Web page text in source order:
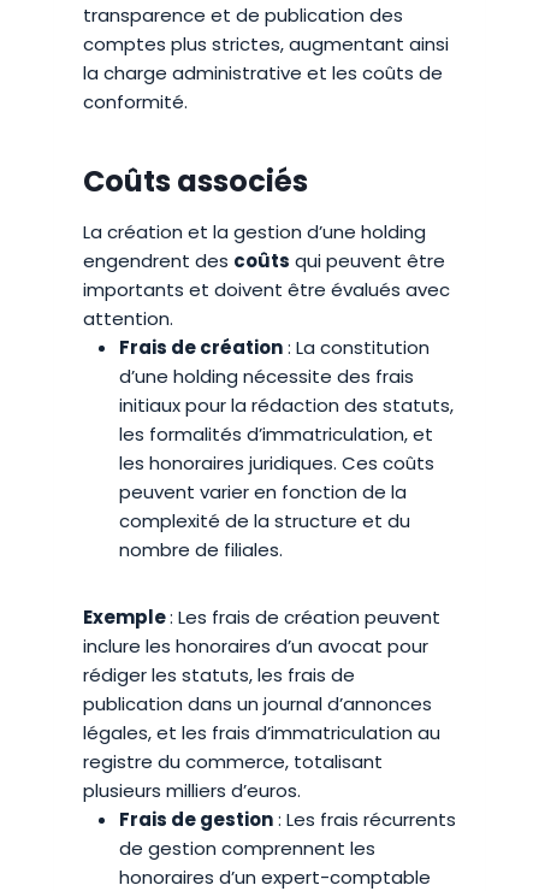
transparence et de publication des
comptes plus strictes, augmentant ainsi
la charge administrative et les coûts de
conformité.
Coûts associés
La création et la gestion d’une holding
engendrent des coûts qui peuvent être
importants et doivent être évalués avec
attention.
Frais de création: La constitution
d’une holding nécessite des frais
initiaux pour la rédaction des statuts,
les formalités d’immatriculation, et
les honoraires juridiques. Ces coûts
peuvent varier en fonction de la
complexité de la structure et du
nombre de filiales.
Exemple: Les frais de création peuvent
inclure les honoraires d’un avocat pour
rédiger les statuts, les frais de
publication dans un journal d’annonces
légales, et les frais d’immatriculation au
registre du commerce, totalisant
plusieurs milliers d’euros.
Frais de gestion: Les frais récurrents
de gestion comprennent les
honoraires d’un expert-comptable